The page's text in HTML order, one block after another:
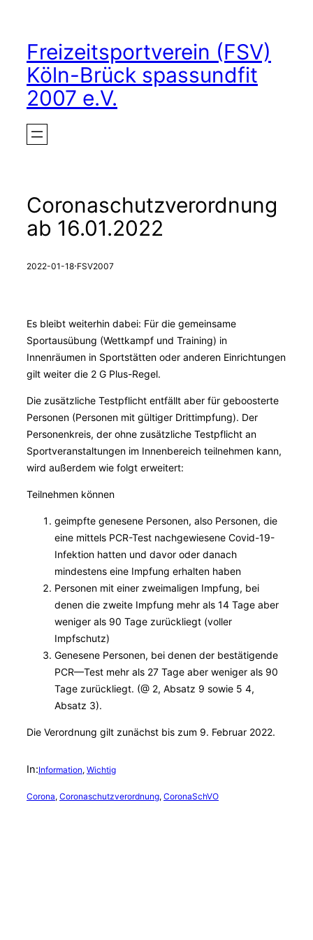
springenFreizeitsportverein (FSV)
Köln-Brück spassundfit
2007 e.V.
Coronaschutzverordnung
ab 16.01.2022
2022-01-18·FSV2007
Es bleibt weiterhin dabei: Für die gemeinsame
Sportausübung (Wettkampf und Training) in
Innenräumen in Sportstätten oder anderen Einrichtungen
gilt weiter die 2 G Plus-Regel.
Die zusätzliche Testpflicht entfällt aber für geboosterte
Personen (Personen mit gültiger Drittimpfung). Der
Personenkreis, der ohne zusätzliche Testpflicht an
Sportveranstaltungen im Innenbereich teilnehmen kann,
wird außerdem wie folgt erweitert:
Teilnehmen können
geimpfte genesene Personen, also Personen, die
eine mittels PCR-Test nachgewiesene Covid-19-
Infektion hatten und davor oder danach
mindestens eine Impfung erhalten haben
Personen mit einer zweimaligen Impfung, bei
denen die zweite Impfung mehr als 14 Tage aber
weniger als 90 Tage zurückliegt (voller
Impfschutz)
Genesene Personen, bei denen der bestätigende
PCR—Test mehr als 27 Tage aber weniger als 90
Tage zurückliegt. (@ 2, Absatz 9 sowie 5 4,
Absatz 3).
Die Verordnung gilt zunächst bis zum 9. Februar 2022.
In:Information, Wichtig
Corona, Coronaschutzverordnung, CoronaSchVO